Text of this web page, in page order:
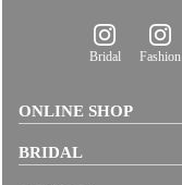
Bridal Fashion
ONLINE SHOP
BRIDAL